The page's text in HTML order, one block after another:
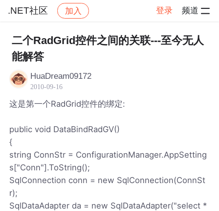
.NET社区 加入 登录 频道
社区 .NET社区 帖子详情
二个RadGrid控件之间的关联---至今无人
能解答
HuaDream09172
2010-09-16
这是第一个RadGrid控件的绑定:
public void DataBindRadGV()
{
string ConnStr = ConfigurationManager.AppSetting
s["Conn"].ToString();
SqlConnection conn = new SqlConnection(ConnSt
r);
SqlDataAdapter da = new SqlDataAdapter("select *